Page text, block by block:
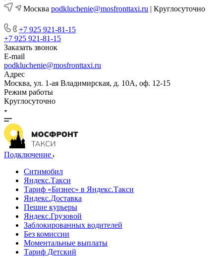
Москва podkluchenie@mosfronttaxi.ru | Круглосуточно
+7 925 921-81-15
+7 925 921-81-15
Заказать звонок
E-mail
podkluchenie@mosfronttaxi.ru
Адрес
Москва, ул. 1-ая Владимирская, д. 10А, оф. 12-15
Режим работы
Круглосуточно
Подключение
Ситимобил
Яндекс.Такси
Тариф «Бизнес» в Яндекс.Такси
Яндекс.Доставка
Пешие курьеры
Яндекс.Грузовой
Заблокированных водителей
Без комиссии
Моментальные выплаты
Тариф Детский